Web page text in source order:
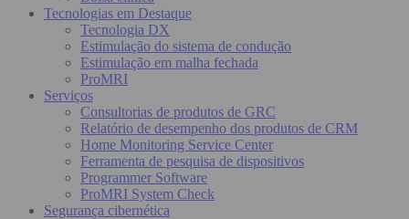
Tecnologias em Destaque
Tecnologia DX
Estimulação do sistema de condução
Estimulação em malha fechada
ProMRI
Serviços
Consultorias de produtos de GRC
Relatório de desempenho dos produtos de CRM
Home Monitoring Service Center
Ferramenta de pesquisa de dispositivos
Programmer Software
ProMRI System Check
Segurança cibernética